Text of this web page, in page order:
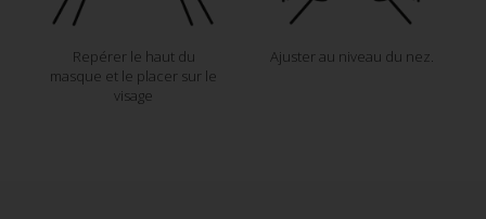
Repérer le haut du
masque et le placer sur le
visage
Ajuster au niveau du nez.